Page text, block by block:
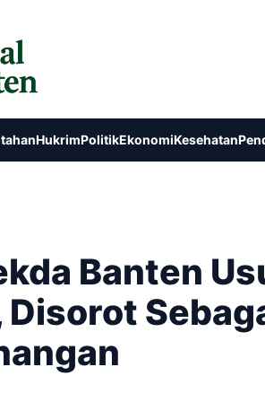
HukrimPolitikEkonomiKesehatan
Banten
Disorot